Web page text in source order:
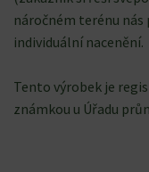
náročném terénu
individuální nacenění.
Tento výrobek je
známkou u Úřadu